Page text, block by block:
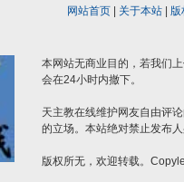
网站首页| 关于本站| 版
本网站无商业目的，若我们
会在24小时内撤下。
天主教在线维护网友自由评
的立场。本站绝对禁止发布
版权所无，欢迎转载。